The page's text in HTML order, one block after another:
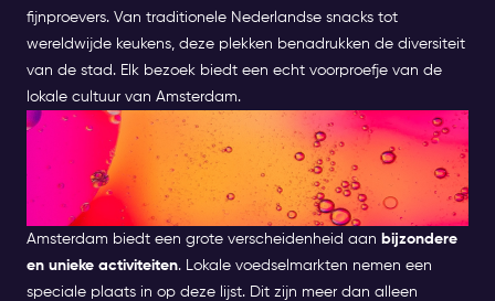
fijnproevers. Van traditionele Nederlandse snacks tot
wereldwijde keukens, deze plekken benadrukken de diversiteit
van de stad. Elk bezoek biedt een echt voorproefje van de
lokale cultuur van Amsterdam.
WAAROM JE
COEDSELMARKTEN IN
AMSTERDAM MOET BEZOEKEN
Amsterdam biedt een grote verscheidenheid aan bijzondere
en unieke activiteiten. Lokale voedselmarkten nemen een
speciale plaats in op deze lijst. Dit zijn meer dan alleen